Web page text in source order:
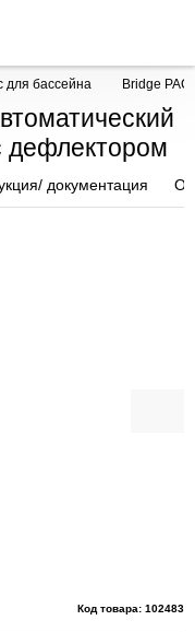
для бассейна Bridge
дефлектором
документация
Код товара: 102483